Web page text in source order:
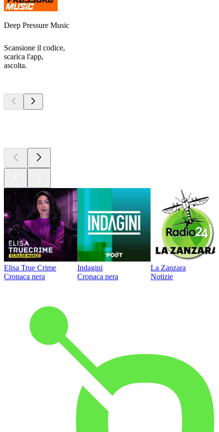
Deep Pressure Music
Scansione il codice,
scarica l'app,
ascolta.
Elisa True Crime
Cronaca nera
Indagini
Cronaca nera
La Zanzara
Notizie